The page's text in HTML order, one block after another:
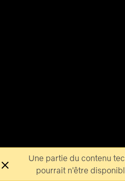
Une partie du contenu
pourrait n'être